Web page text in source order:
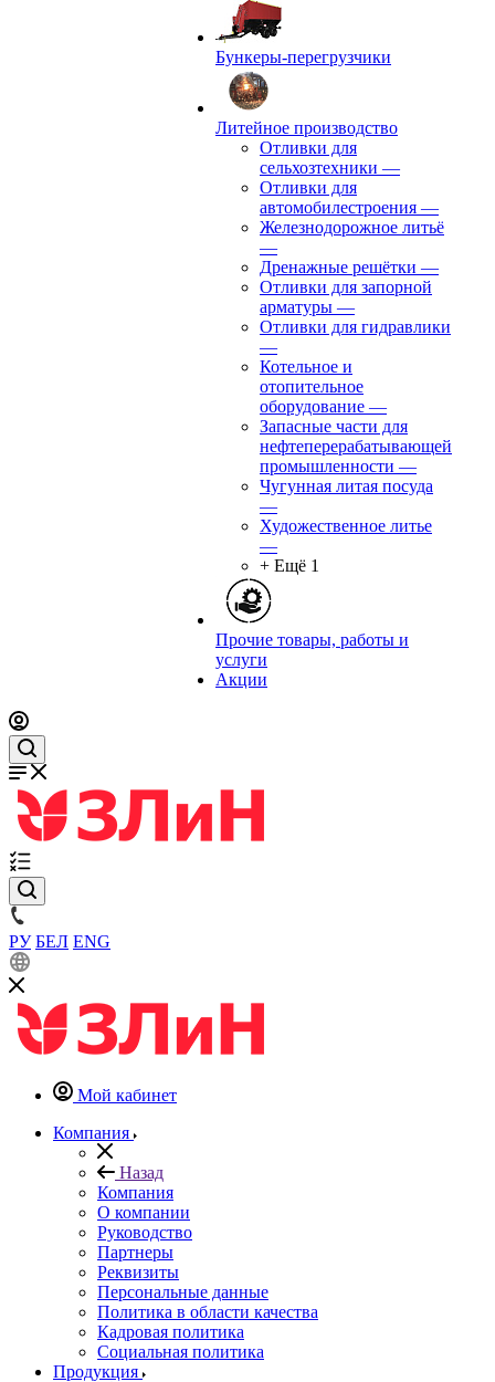
Бункеры-перегрузчики
Литейное производство
Отливки для
сельхозтехники —
Отливки для
автомобилестроения —
Железнодорожное литьё
—
Дренажные решётки —
Отливки для запорной
арматуры —
Отливки для гидравлики
—
Котельное и
отопительное
оборудование —
Запасные части для
нефтеперерабатывающей
промышленности —
Чугунная литая посуда
—
Художественное литье
—
+ Ещё 1
Прочие товары, работы и
услуги
Акции
РУ БЕЛ ENG
Мой кабинет
Компания
Назад
Компания
О компании
Руководство
Партнеры
Реквизиты
Персональные данные
Политика в области качества
Кадровая политика
Социальная политика
Продукция